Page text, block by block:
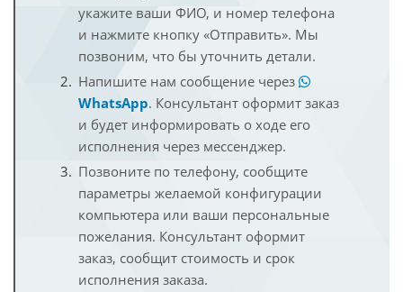
укажите ваши ФИО, и номер телефона
и нажмите кнопку «Отправить». Мы
позвоним, что бы уточнить детали.
Напишите нам сообщение через
WhatsApp. Консультант оформит заказ
и будет информировать о ходе его
исполнения через мессенджер.
Позвоните по телефону, сообщите
параметры желаемой конфигурации
компьютера или ваши персональные
пожелания. Консультант оформит
заказ, сообщит стоимость и срок
исполнения заказа.